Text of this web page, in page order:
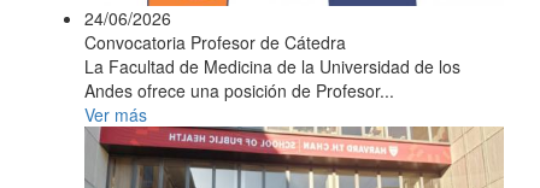
24/06/2026
Convocatoria Profesor de Cátedra
La Facultad de Medicina de la Universidad de los
Andes ofrece una posición de Profesor...
Ver más